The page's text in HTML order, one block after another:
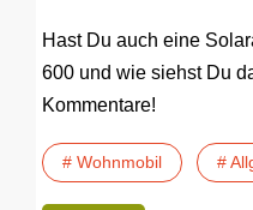
Hast Du auch eine
600 und wie siehst Du
Kommentare!
# Wohnmobil #